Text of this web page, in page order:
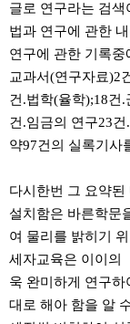
글로 연구라는 검
법과 연구에 관한
연구에 관한 기록
교과서(연구자료)2
건.법학(율학);18건
건.임금의 연구23
약97건의 실록기사
다시한번 그 요약
설치함은 바른학문
여 물리를 밝히기
세자교육은 이이의
욱 완미하게 연구
대로 해아 함을 알